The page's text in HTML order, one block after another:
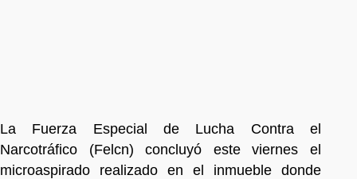
La Fuerza Especial de Lucha Contra el
Narcotráfico (Felcn) concluyó este viernes el
microaspirado realizado en el inmueble donde